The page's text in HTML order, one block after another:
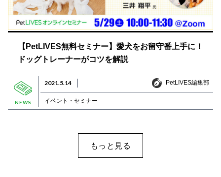
【PetLIVES無料セミナー】愛犬をお留守番上手に！
ドッグトレーナーがコツを解説
NEWS
2021.5.14 PetLIVES編集部
PetLIVES編集部
イベント・セミナー
もっと見る